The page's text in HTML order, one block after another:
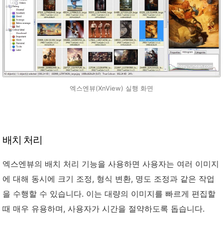
엑스엔뷰(XnView) 실행 화면
배치 처리
엑스엔뷰의 배치 처리 기능을 사용하면 사용자는 여러 이미지
에 대해 동시에 크기 조정, 형식 변환, 명도 조정과 같은 작업
을 수행할 수 있습니다. 이는 대량의 이미지를 빠르게 편집할
때 매우 유용하며, 사용자가 시간을 절약하도록 돕습니다.